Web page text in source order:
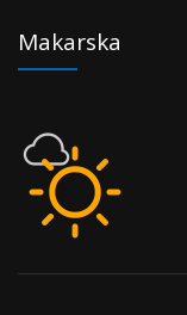
Makarska